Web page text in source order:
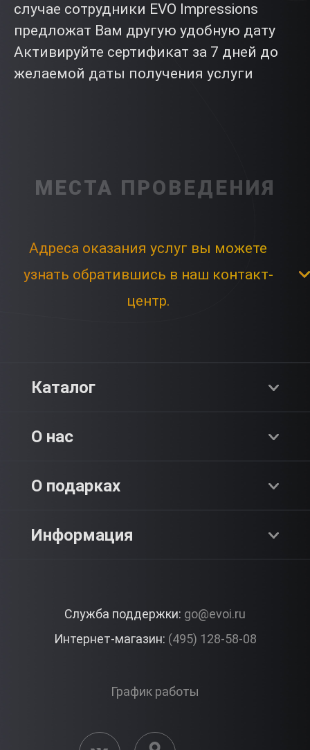
случае сотрудники EVO Impressions
предложат Вам другую удобную дату
Активируйте сертификат за 7 дней до
желаемой даты получения услуги
МЕСТА ПРОВЕДЕНИЯ
Адреса оказания услуг вы можете
узнать обратившись в наш контакт-
центр.
Каталог
Premium
О нас
О компании
Контакты
О подарках
Как это работает?
Вопросы и ответы
Информация
Корпоративные подарки
Служба поддержки: go@evoi.ru
Интернет-магазин: (495) 128-58-08
График работы